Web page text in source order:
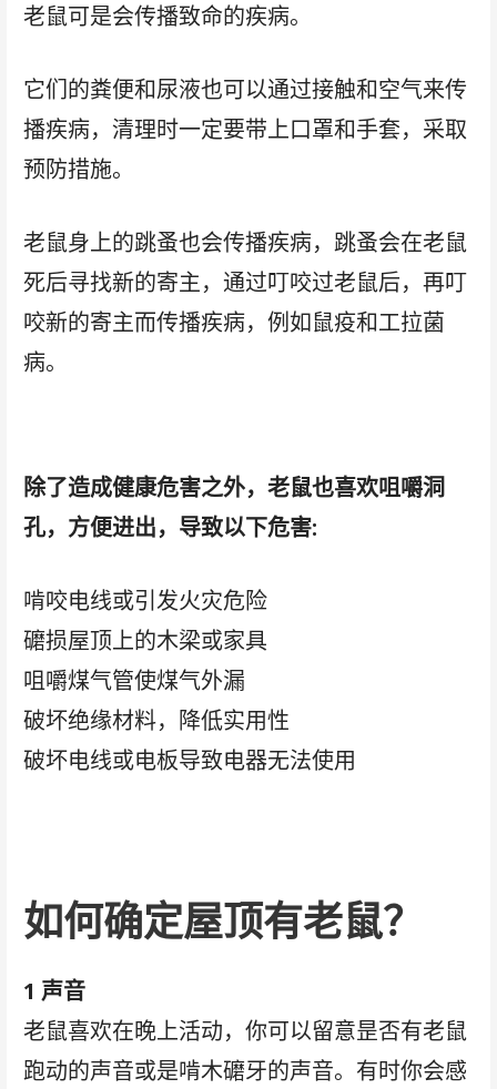
老鼠可是会传播致命的疾病。
它们的粪便和尿液也可以通过接触和空气来传
播疾病，清理时一定要带上口罩和手套，采取
预防措施。
老鼠身上的跳蚤也会传播疾病，跳蚤会在老鼠
死后寻找新的寄主，通过叮咬过老鼠后，再叮
咬新的寄主而传播疾病，例如鼠疫和工拉菌
病。
除了造成健康危害之外，老鼠也喜欢咀嚼洞
孔，方便进出，导致以下危害:
啃咬电线或引发火灾危险
礳损屋顶上的木梁或家具
咀嚼煤气管使煤气外漏
破坏绝缘材料，降低实用性
破坏电线或电板导致电器无法使用
如何确定屋顶有老鼠？
1 声音
老鼠喜欢在晚上活动，你可以留意昰否有老鼠
跑动的声音或是啃木礳牙的声音。有时你会感